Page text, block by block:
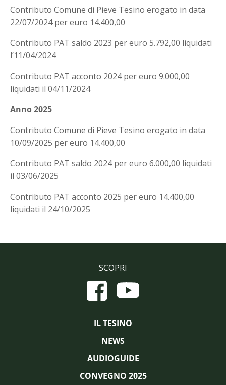
Contributo Comune di Pieve Tesino erogato in data
22/07/2024 per euro 14.400,00
Contributo PAT saldo 2023 per euro 5.792,00 liquidati
l’11/04/2024
Contributo PAT acconto 2024 per euro 9.000,00
liquidati il 04/11/2024
Anno 2025
Contributo Comune di Pieve Tesino erogato in data
10/09/2025 per euro 14.400,00
Contributo PAT saldo 2024 per euro 6.000,00 liquidati
il 03/06/2025
Contributo PAT acconto 2025 per euro 14.400,00
liquidati il 24/10/2025
SCOPRI
IL TESINO
NEWS
AUDIOGUIDE
CONVEGNO 2025